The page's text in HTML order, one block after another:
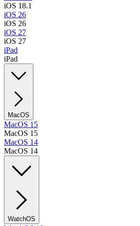
iOS 18.1
iOS 26
iOS 26
iOS 27
iOS 27
iPad
iPad
MacOS
MacOS 15
MacOS 15
MacOS 14
MacOS 14
WatchOS